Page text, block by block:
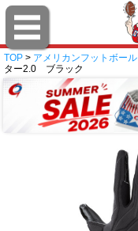
TOP > アメリカンフットボール
ター2.0 ブラック